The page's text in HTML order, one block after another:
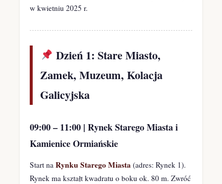
w kwietniu 2025 r.
Dzień 1: Stare Miasto,
Zamek, Muzeum, Kolacja
Galicyjska
09:00 – 11:00 | Rynek Starego Miasta i
Kamienice Ormiańskie
Start na Rynku Starego Miasta (adres: Rynek 1).
Rynek ma kształt kwadratu o boku ok. 80 m. Zwróć